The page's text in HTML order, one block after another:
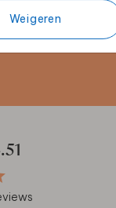
Weigeren